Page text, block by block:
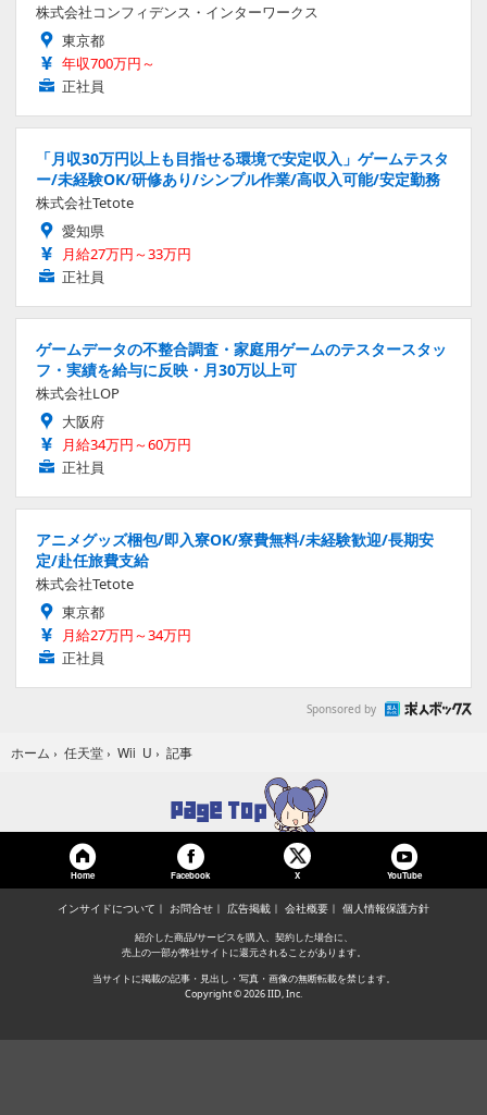
株式会社コンフィデンス・インターワークス
東京都
年収700万円～
正社員
「月収30万円以上も目指せる環境で安定収入」ゲームテスタ
ー/未経験OK/研修あり/シンプル作業/高収入可能/安定勤務
株式会社Tetote
愛知県
月給27万円～33万円
正社員
ゲームデータの不整合調査・家庭用ゲームのテスタースタッ
フ・実績を給与に反映・月30万以上可
株式会社LOP
大阪府
月給34万円～60万円
正社員
アニメグッズ梱包/即入寮OK/寮費無料/未経験歓迎/長期安
定/赴任旅費支給
株式会社Tetote
東京都
月給27万円～34万円
正社員
Sponsored by
ホーム › 任天堂 › Wii U › 記事
Home Facebook X YouTube
インサイドについて お問合せ 広告掲載 会社概要 個人情報保護方針
紹介した商品/サービスを購入、契約した場合に、
売上の一部が弊社サイトに還元されることがあります。
当サイトに掲載の記事・見出し・写真・画像の無断転載を禁じます。
Copyright © 2026 IID, Inc.